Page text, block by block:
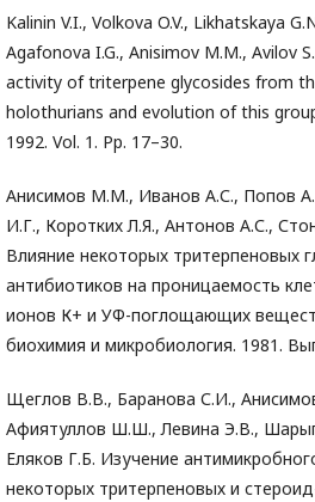
Kalinin V.I., Volkova O.V., Likhatskaya
Agafonova I.G., Anisimov M.M., Avilov
activity of triterpene glycosides from
holothurians and evolution of this
1992. Vol. 1. Pp. 17–30.
Анисимов М.М., Иванов А.С., Попов
И.Г., Коротких Л.Я., Антонов А.С.,
Влияние некоторых тритерпеновых
антибиотиков на проницаемость
ионов К+ и УФ-поглощающих
биохимия и микробиология. 1981.
Щеглов В.В., Баранова С.И.,
Афиятуллов Ш.Ш., Левина Э.В.,
Еляков Г.Б. Изучение
некоторых тритерпеновых и